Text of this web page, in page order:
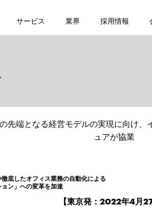
サービス 業界 採用情報
先端となる経営モデルの実現に向け
ュアが協業
底したオフィス業務の自動化による
ョン」への変革を加速
【東京発：2022年4月27